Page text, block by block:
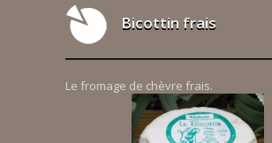
Bicottin frais
Le fromage de chèvre frais.